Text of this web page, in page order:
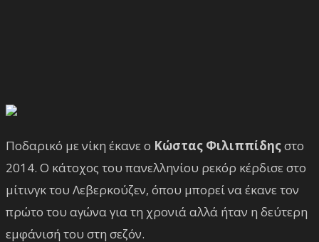
Ποδαρικό με νίκη έκανε ο Κώστας Φιλιππίδηςστο
2014. Ο κάτοχος του πανελληνίου ρεκόρ κέρδισε στο
μίτινγκ του Λεβερκούζεν, όπου μπορεί να έκανε τον
πρώτο του αγώνα για τη χρονιά αλλά ήταν η δεύτερη
εμφάνισή του στη σεζόν.